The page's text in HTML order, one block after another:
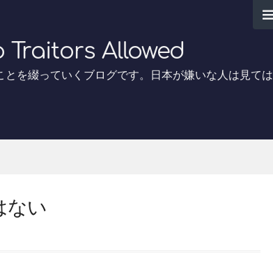
Traitors Allowed
を綴っていくブログです。日本が嫌いな人は見ては
ない